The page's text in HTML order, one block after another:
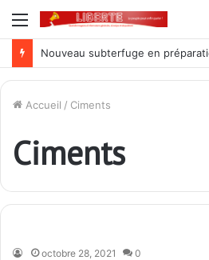
Menu
Accueil / Ciments
Ciments
octobre 28, 2021 0